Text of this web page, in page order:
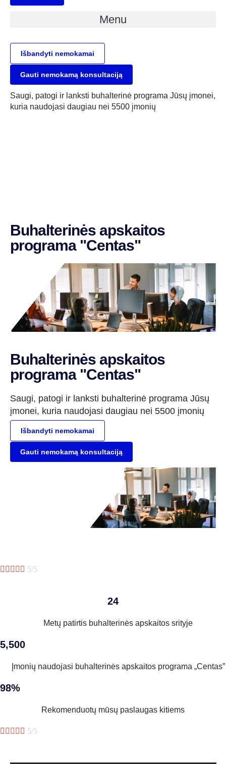
Menu
Išbandyti nemokamai
Gauti nemokamą konsultaciją
Saugi, patogi ir lanksti buhalterinė programa Jūsų įmonei,
kuria naudojasi daugiau nei 5500 įmonių
Buhalterinės apskaitos
programa "Centas"
Buhalterinės apskaitos
programa "Centas"
Saugi, patogi ir lanksti buhalterinė programa Jūsų
įmonei, kuria naudojasi daugiau nei 5500 įmonių
Išbandyti nemokamai
Gauti nemokamą konsultaciją
     5/5
24
Metų patirtis buhalterinės apskaitos srityje
5,500
Įmonių naudojasi buhalterinės apskaitos programa „Centas”
98%
Rekomenduotų mūsų paslaugas kitiems
     5/5